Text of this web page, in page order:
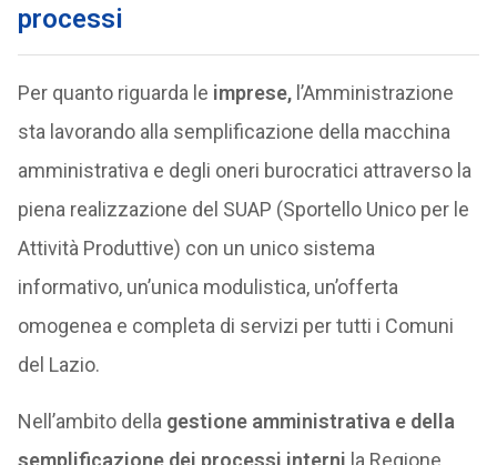
processi
Per quanto riguarda le imprese,l’Amministrazione
sta lavorando alla semplificazione della macchina
amministrativa e degli oneri burocratici attraverso la
piena realizzazione del SUAP (Sportello Unico per le
Attività Produttive) con un unico sistema
informativo, un’unica modulistica, un’offerta
omogenea e completa di servizi per tutti i Comuni
del Lazio.
Nell’ambito della gestione amministrativa e della
semplificazione dei processi interni la Regione